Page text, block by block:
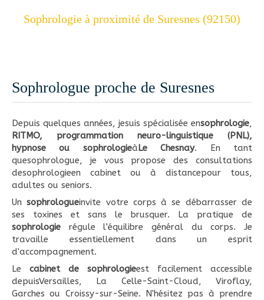
Sophrologie à proximité de Suresnes (92150)
Sophrologue proche de Suresnes
Depuis quelques années, jesuis spécialisée ensophrologie,
RITMO, programmation neuro-linguistique (PNL),
hypnose ou sophrologieàLe Chesnay. En tant
quesophrologue, je vous propose des consultations
desophrologieen cabinet ou à distancepour tous,
adultes ou seniors.
Unsophrologueinvite votre corps à se débarrasser de
ses toxines et sans le brusquer. La pratique de
sophrologie régule l’équilibre général du corps. Je
travaille essentiellement dans un esprit
d'accompagnement.
Le cabinet de sophrologieest facilement accessible
depuisVersailles, La Celle-Saint-Cloud, Viroflay,
Garches ou Croissy-sur-Seine. N'hésitez pas à prendre